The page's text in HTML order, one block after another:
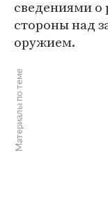
сведениями о
стороны над
оружием.
Материалы по теме